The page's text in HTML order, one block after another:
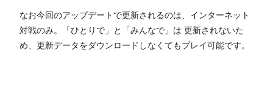
なお今回のアップデートで更新されるのは、インターネット
対戦のみ。「ひとりで」と「みんなで」は 更新されないた
め、更新データをダウンロードしなくてもプレイ可能です。